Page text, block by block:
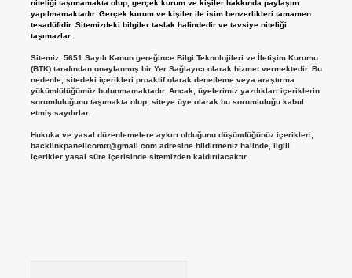
niteliği taşımamakta olup, gerçek kurum ve kişiler hakkında paylaşım
yapılmamaktadır. Gerçek kurum ve kişiler ile isim benzerlikleri tamamen
tesadüfidir. Sitemizdeki bilgiler taslak halindedir ve tavsiye niteliği
taşımazlar.
Sitemiz, 5651 Sayılı Kanun gereğince Bilgi Teknolojileri ve İletişim Kurumu
(BTK) tarafından onaylanmış bir Yer Sağlayıcı olarak hizmet vermektedir. Bu
nedenle, sitedeki içerikleri proaktif olarak denetleme veya araştırma
yükümlülüğümüz bulunmamaktadır. Ancak, üyelerimiz yazdıkları içeriklerin
sorumluluğunu taşımakta olup, siteye üye olarak bu sorumluluğu kabul
etmiş sayılırlar.
Hukuka ve yasal düzenlemelere aykırı olduğunu düşündüğünüz içerikleri,
backlinkpanelicomtr@gmail.comadresine bildirmeniz halinde, ilgili
içerikler yasal süre içerisinde sitemizden kaldırılacaktır.